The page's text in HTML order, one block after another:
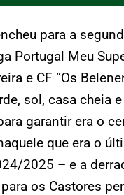
para a
Portugal Meu
e CF “Os
sol, casa cheia
garantir era o
que era o
2025 – e a
os Castores